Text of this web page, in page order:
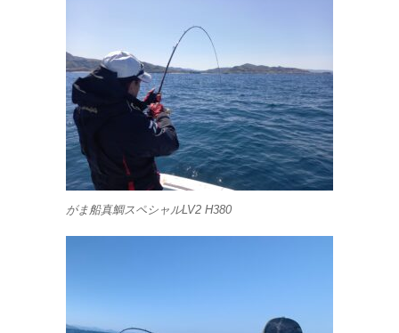
がま船真鯛スペシャルLV2 H380